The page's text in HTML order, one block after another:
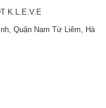
K.L.E.V.E
Quận Nam Từ Liêm, Hà